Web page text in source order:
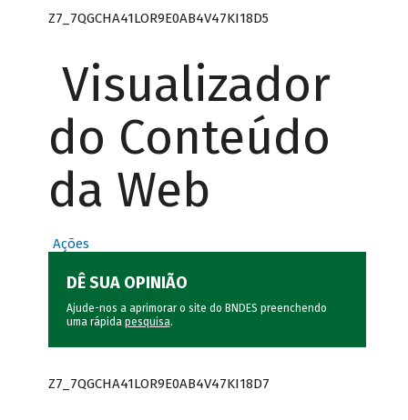
Z7_7QGCHA41LOR9E0AB4V47KI18D5
Visualizador
do Conteúdo
da Web
Ações
DÊ SUA OPINIÃO
Ajude-nos a aprimorar o site do BNDES preenchendo
uma rápida pesquisa.
Z7_7QGCHA41LOR9E0AB4V47KI18D7